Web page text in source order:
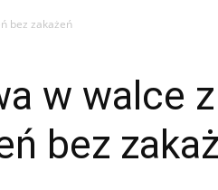
bez zakażeń
w walce z
bez